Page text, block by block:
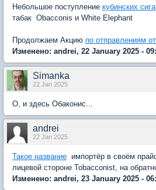
Небольшое поступление кубинских
табак Obacconis и White Elephant
Продолжаем Акцию по отправлениям
Изменено: andrei, 22 January 2025 -
Simanka
22 Jan 2025
О, и здесь Обаконис...
andrei
22 Jan 2025
Такое название импортёр в своём
лицевой стороне Tobacconist, на
Изменено: andrei, 23 January 2025 -